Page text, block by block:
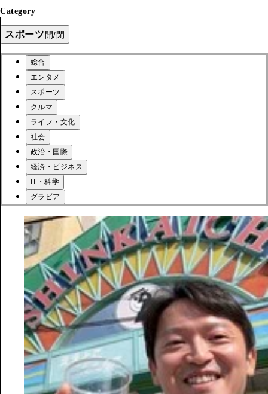
Category
スポーツ開/閉
総合
エンタメ
スポーツ
クルマ
ライフ・文化
社会
政治・国際
経済・ビジネス
IT・科学
グラビア